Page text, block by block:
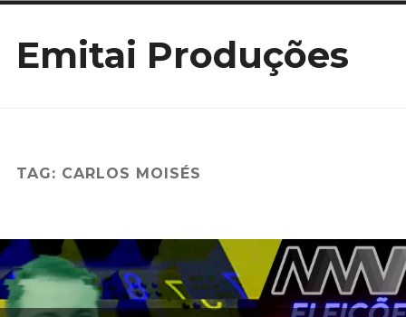
paraEmitai Produções
TAG: CARLOS MOISÉS